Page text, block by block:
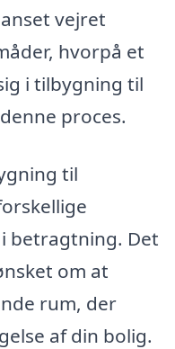
vejret
hvorpå et
i tilbygning til
proces.
til
betragtning. Det
om at
rum, der
af din bolig.